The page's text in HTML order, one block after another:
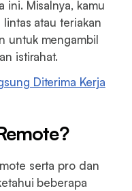
ini. Misalnya, kamu
atau teriakan
untuk mengambil
istirahat.
Diterima Kerja
serta pro dan
beberapa